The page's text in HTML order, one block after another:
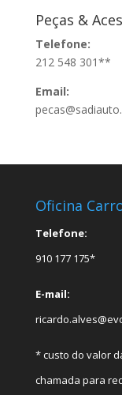
Peças &
Telefone:
212 548 301**
Email:
Oficina
Telefone:
910 177 175*
E-mail:
* custo do valor
chamada para